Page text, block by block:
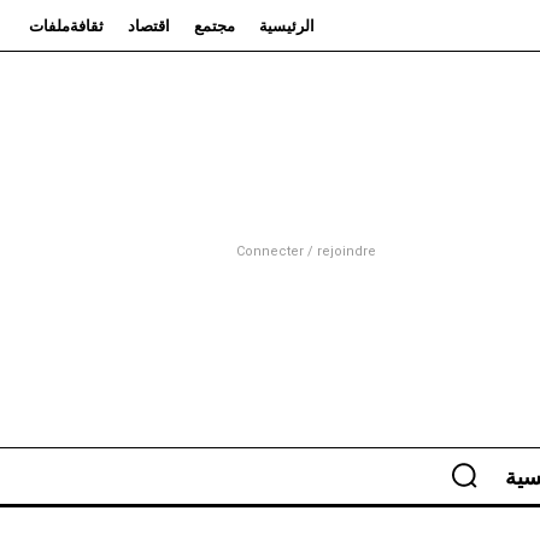
الرئيسية مجتمع اقتصاد ثقافةملفات
Connecter / rejoindre